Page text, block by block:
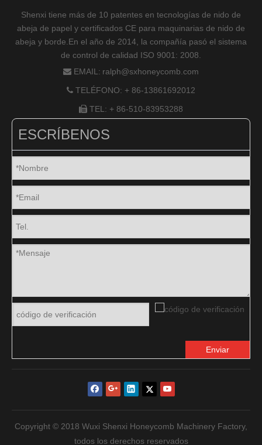
Shenxi tiene más de 10 patentes en tecnologías de nido de
abeja de papel y certificados CE para maquinarias de nido de
abeja y borde.En el año de 2014, la compañía pasó el sistema
de control de calidad ISO 9001: 2008.
 EMAIL: ralph@sxhoneycomb.com
 TELÉFONO: + 86-13861692012
 TEL: + 86-510-83953288
ESCRÍBENOS
Enviar
Copyright © 2018 Wuxi Shenxi Honeycomb Machinery Factory,
todos los derechos reservados